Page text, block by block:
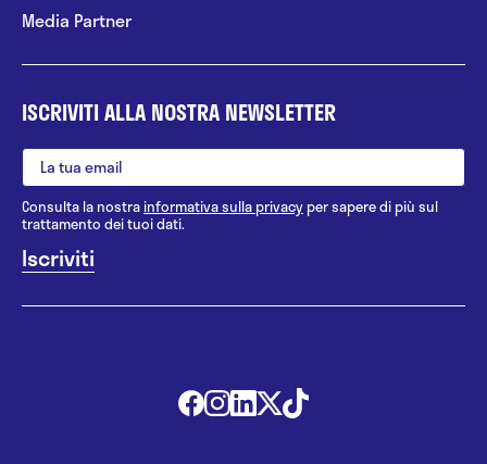
Media Partner
ISCRIVITI ALLA NOSTRA NEWSLETTER
Consulta la nostrainformativa sulla privacy per sapere di più sul
trattamento dei tuoi dati.